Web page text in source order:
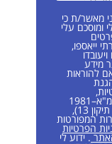
מאשר/ת כי
ומוסכם עלי
ייאספו,
ויעובדו
מידע
להוראות
התשמ"א–1981
(כולל תיקון 13),
המפורטות
הפרטיות
. ידוע לי